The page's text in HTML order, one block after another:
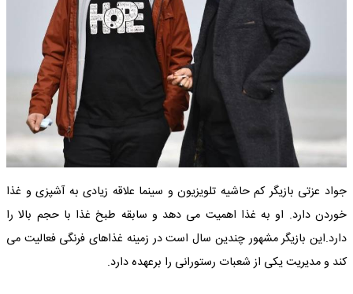
جواد عزتی بازیگر کم حاشیه تلویزیون و سینما علاقه زیادی به آشپزی و غذا
خوردن دارد. او به غذا اهمیت می دهد و سابقه طبخ غذا با حجم بالا را
دارد.این بازیگر مشهور چندین سال است در زمینه غذاهای فرنگی فعالیت می
کند و مدیریت یکی از شعبات رستورانی را برعهده دارد.